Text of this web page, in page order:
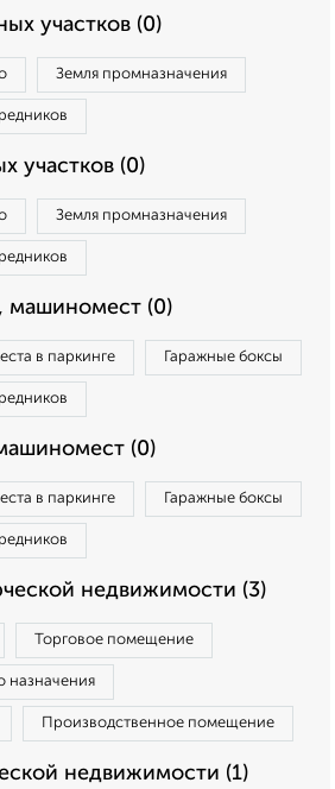
участков (0)
Земля промназначения
участков (0)
Земля промназначения
машиномест (0)
в паркинге Гаражные боксы
(0)
в паркинге Гаражные боксы
недвижимости (3)
Торговое помещение
назначения
Производственное помещение
недвижимости (1)